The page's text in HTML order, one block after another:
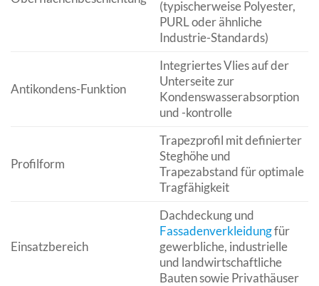
(typischerweise Polyester,
PURL oder ähnliche
Industrie-Standards)
Antikondens-Funktion
Integriertes Vlies auf der
Unterseite zur
Kondenswasserabsorption
und -kontrolle
Profilform
Trapezprofil mit definierter
Steghöhe und
Trapezabstand für optimale
Tragfähigkeit
Einsatzbereich
Dachdeckung und
Fassadenverkleidungfür
gewerbliche, industrielle
und landwirtschaftliche
Bauten sowie Privathäuser